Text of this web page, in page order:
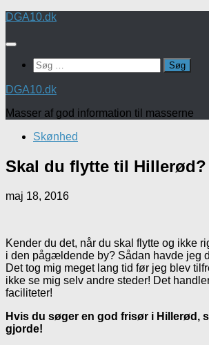
Skip
content
DGA10.dk
Søg
efter:
DGA10.dk
Masser af god information til masserne
Skønhed
Skal du flytte til Hillerød?
maj 18, 2016
Kender du det, når du skal flytte og ikke
i den pågældende by? Sådan havde jeg
Det tog mig meget lang tid før jeg blev
ikke se mig selv andre steder! Det
faciliteter!
Hvis du søger en god frisør i Hillerød,
gjorde!